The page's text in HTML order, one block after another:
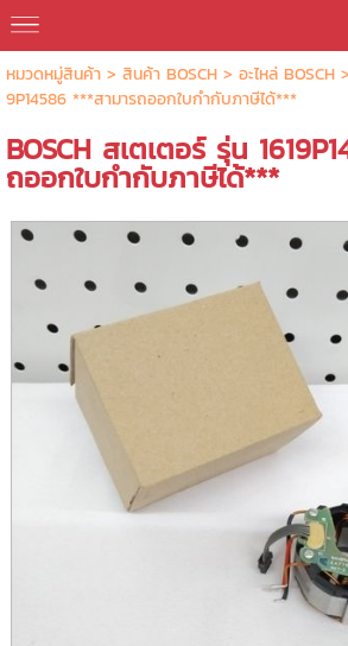
หมวดหมู่สินค้า> สินค้า BOSCH> อะไหล่ BOSCH>
9P14586 ***สามารถออกใบกำกับภาษีได้***
BOSCH สเตเตอร์ รุ่น
ถออกใบกำกับภาษีได้***